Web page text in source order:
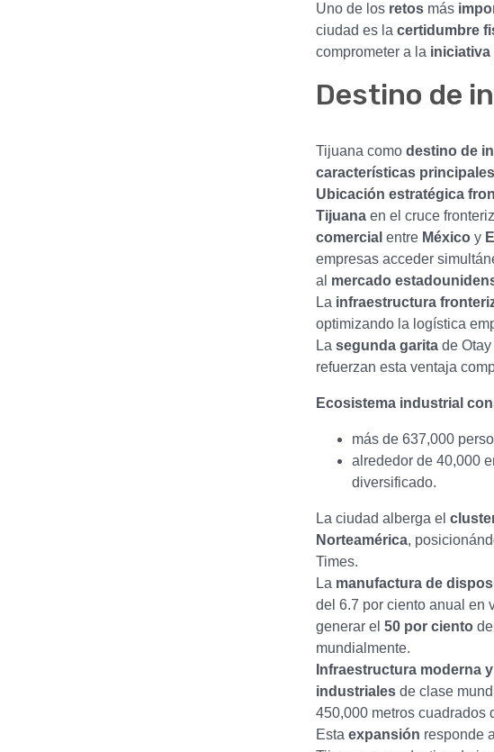
Uno de los retos más
ciudad es la certidumbre
comprometer a la iniciativa
Destino de
Tijuana como destino de
características principales
Ubicación estratégica
Tijuana en el cruce
comercial entre México y
empresas acceder
al mercado
La infraestructura
optimizando la logística
La segunda garita de
refuerzan esta ventaja
Ecosistema industrial
más de 637,000
alrededor de 40,000
diversificado.
La ciudad alberga el
Norteamérica,
Times.
La manufactura de
del 6.7 por ciento anual en
generar el 50 por ciento
mundialmente.
Infraestructura moderna
industriales de clase
450,000 metros cuadrados
Esta expansión responde